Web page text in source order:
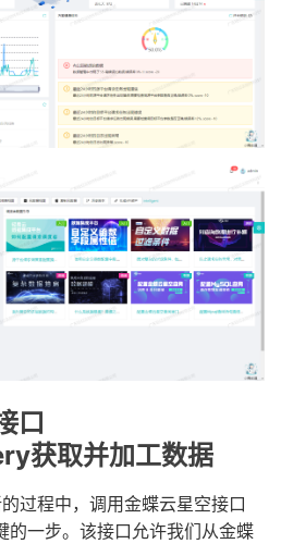
口
获取并加工数据
过程中，调用金蝶云星空接口
的一步。该接口允许我们从金蝶